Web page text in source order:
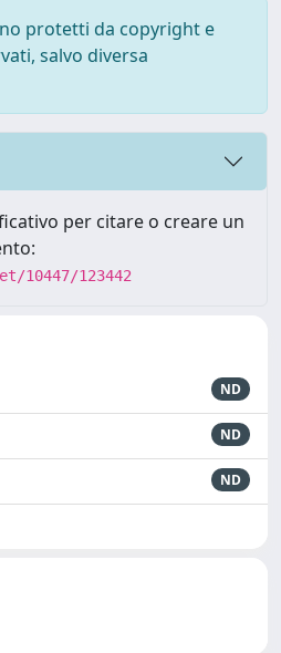
protetti da copyright e
salvo diversa
per citare o creare un
10447/123442
ND
ND
ND